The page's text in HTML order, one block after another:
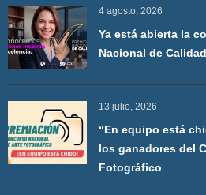
4 agosto, 2026
Ya está abierta la
Nacional de
13 julio, 2026
“En equipo está
los ganadores del
Fotográfico